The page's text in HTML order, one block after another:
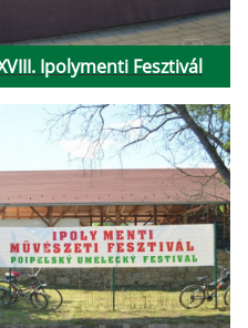
Ipolymenti Fesztivál